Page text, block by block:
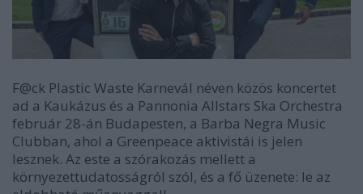
F@ck Plastic Waste Karnevál néven közös koncertet
ad a Kaukázus és a Pannonia Allstars Ska Orchestra
február 28-án Budapesten, a Barba Negra Music
Clubban, ahol a Greenpeace aktivistái is jelen
lesznek. Az este a szórakozás mellett a
környezettudatosságról szól, és a fő üzenete: le az